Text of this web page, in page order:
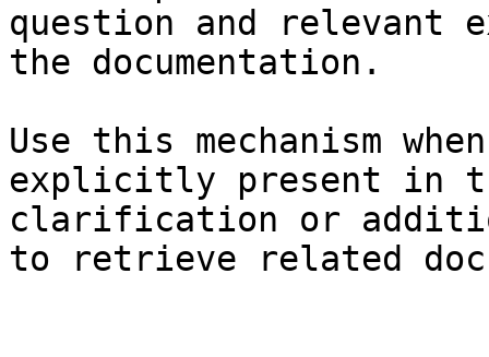
question and relevant
the documentation.
Use this mechanism
explicitly present in
clarification or